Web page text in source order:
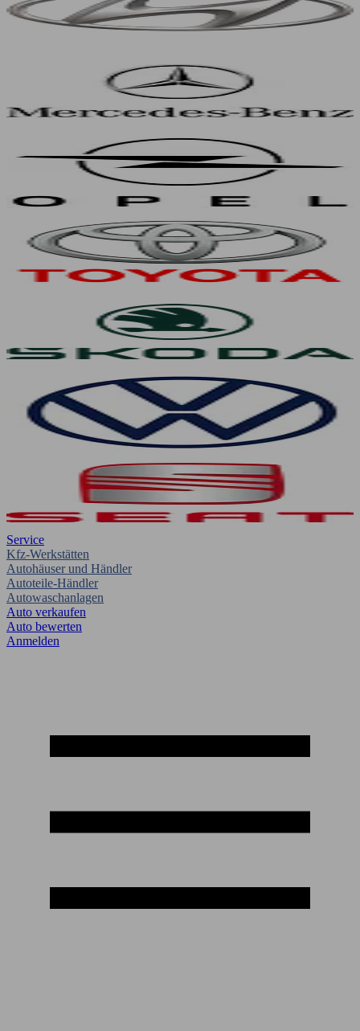
Service
Kfz-Werkstätten
Autohäuser und Händler
Autoteile-Händler
Autowaschanlagen
Auto verkaufen
Auto bewerten
Anmelden